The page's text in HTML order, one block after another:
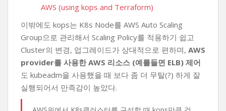
AWS (using kops and Terraform)
이밖에도 kops는 K8s Node를 AWS Auto Scaling
Group으로 관리해서 Scaling Policy를 적용하기 쉽고
Cluster의 변경, 업그레이드가 상대적으로 편하며, AWS
provider를 사용한 AWS 리소스 (예를들면 ELB) 제어
도 kubeadm을 사용했을 때 보다 좀 더 무탈(?) 하게 잘
실행되어서 만족감이 높았다.